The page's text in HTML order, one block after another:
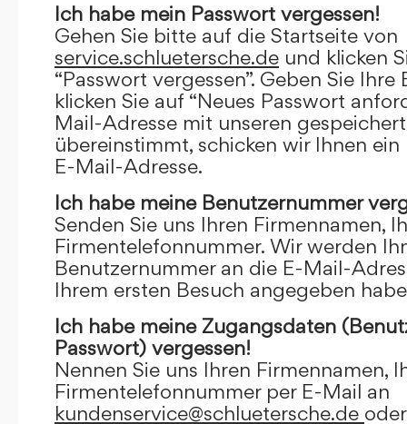
Ich habe mein Passwort vergessen!
Gehen Sie bitte auf die Startseite von
service.schluetersche.de und klicken
“Passwort vergessen”. Geben Sie
klicken Sie auf “Neues Passwort
Mail-Adresse mit unseren
übereinstimmt, schicken wir Ihnen
E-Mail-Adresse.
Ich habe meine Benutzernummer
Senden Sie uns Ihren Firmennamen,
Firmentelefonnummer. Wir werden
Benutzernummer an die E-Mail-
Ihrem ersten Besuch angegeben
Ich habe meine Zugangsdaten
Passwort) vergessen!
Nennen Sie uns Ihren Firmennamen,
Firmentelefonnummer per E-Mail an
kundenservice@schluetersche.de